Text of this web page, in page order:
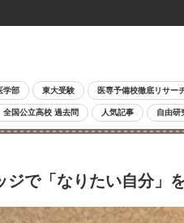
学部 東大受験 医専予備校徹底リサー
全国公立高校 過去問 人気記事 自由研
ジで「なりたい自分」